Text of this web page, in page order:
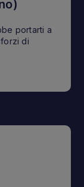
portarti a
di